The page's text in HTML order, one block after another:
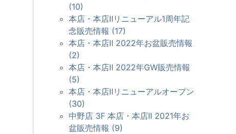
(10)
本店・本店Ⅱリニューアル1周年記
念販売情報 (17)
本店・本店Ⅱ 2022年お盆販売情報
(2)
本店・本店Ⅱ 2022年GW販売情報
(5)
本店・本店Ⅱリニューアルオープン
(30)
中野店 3F 本店・本店II 2021年お
盆販売情報 (9)